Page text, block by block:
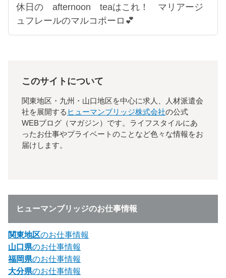
休日の afternoon teaはこれ！ マリアージ
ュフレールのマルコポーロ💕
このサイトについて
関東地区・九州・山口地区を中心に求人、人材派遣会
社を展開する ヒューマンブリッジ株式会社の公式
WEBブログ（マガジン）です。ライフスタイルにあ
ったお仕事やプライベートのことなど色々な情報をお
届けします。
ヒューマンブリッジのお仕事情報
関東地区のお仕事情報
山口県のお仕事情報
福岡県のお仕事情報
大分県のお仕事情報